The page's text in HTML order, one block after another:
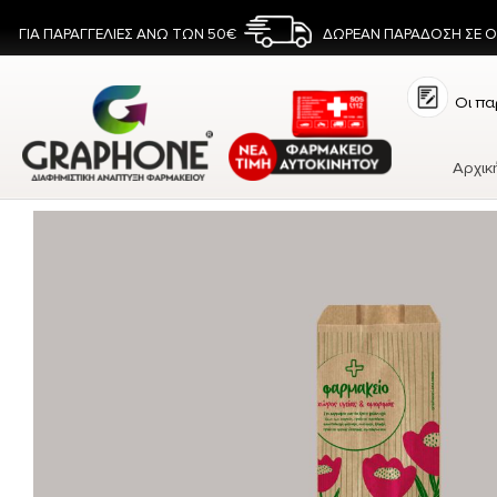
ΔΩΡΕΑΝ ΠΑΡΑΔΟΣΗ ΣΕ
ΓΙΑ ΠΑΡΑΓΓΕΛΙΕΣ ΑΝΩ ΤΩΝ 50€
Οι